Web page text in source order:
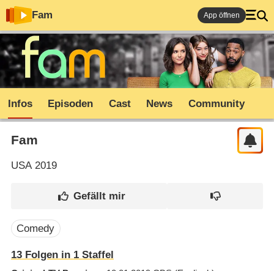
Fam App öffnen
Infos Episoden Cast News Community
Fam
USA2019
Comedy
13Folgen in 1Staffel